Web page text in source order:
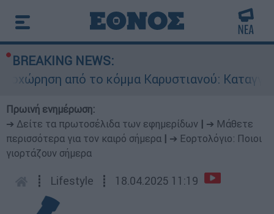
BREAKING NEWS:
από το κόμμα Καρυστιανού:
Πρωινή ενημέρωση:
➔ Δείτε τα πρωτοσέλιδα των εφημερίδων
➔ Μάθετε
περισσότερα για τον καιρό σήμερα
➔ Εορτολόγιο: Ποιοι
γιορτάζουν σήμερα
┋ Lifestyle ┋ 18.04.2025 11:19